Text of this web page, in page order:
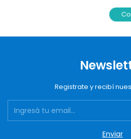
Registrate y recibí